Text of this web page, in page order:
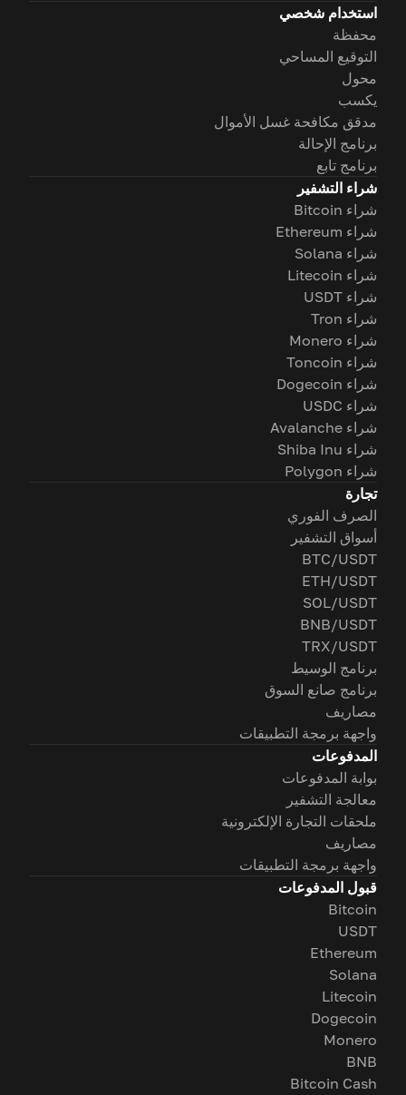
استخدام شخصي
محفظة
التوقيع المساحي
محول
يكسب
مدقق مكافحة غسل الأموال
برنامج الإحالة
برنامج تابع
شراء التشفير
شراء Bitcoin
شراء Ethereum
شراء Solana
شراء Litecoin
شراء USDT
شراء Tron
شراء Monero
شراء Toncoin
شراء Dogecoin
شراء USDC
شراء Avalanche
شراء Shiba Inu
شراء Polygon
تجارة
الصرف الفوري
أسواق التشفير
BTC/USDT
ETH/USDT
SOL/USDT
BNB/USDT
TRX/USDT
برنامج الوسيط
برنامج صانع السوق
مصاريف
واجهة برمجة التطبيقات
المدفوعات
بوابة المدفوعات
معالجة التشفير
ملحقات التجارة الإلكترونية
مصاريف
واجهة برمجة التطبيقات
قبول المدفوعات
Bitcoin
USDT
Ethereum
Solana
Litecoin
Dogecoin
Monero
BNB
Bitcoin Cash